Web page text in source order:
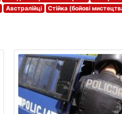
Австралійці
Стійка (бойові